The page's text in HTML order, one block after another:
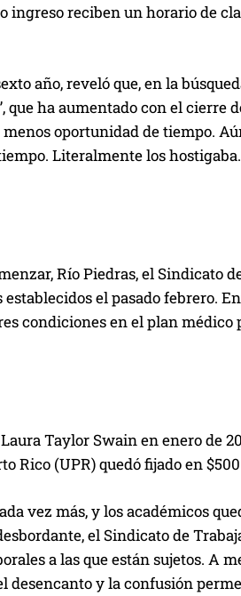
reciben un horario de
año, reveló que, en la
que ha aumentado con el cierre
oportunidad de tiempo.
Literalmente los
Río Piedras, el Sindicato
el pasado febrero.
condiciones en el plan
Taylor Swain en enero de
Rico (UPR) quedó fijado en
vez más, y los académicos
el Sindicato de
a las que están sujetos. A
desencanto y la confusión